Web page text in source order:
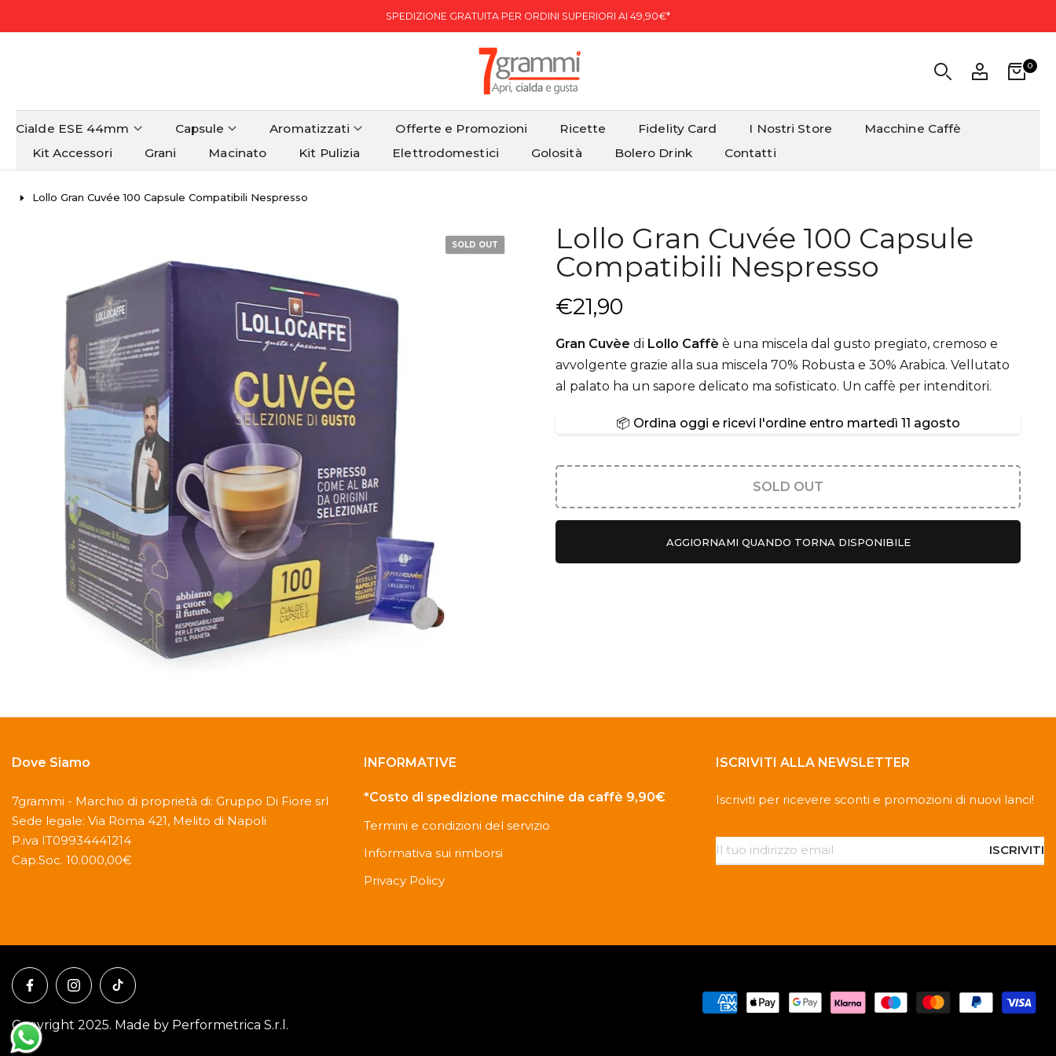
SPEDIZIONE GRATUITA PER ORDINI SUPERIORI AI 49,90€*
0
Cialde ESE 44mm Capsule Aromatizzati Offerte e Promozioni Ricette Fidelity Card I Nostri Store
Macchine Caffè
Kit Accessori
Grani Macinato Kit Pulizia Elettrodomestici Golosità Bolero Drink Contatti
Lollo Gran Cuvée 100 Capsule Compatibili Nespresso
SOLD OUT
Lollo Gran Cuvée 100 Capsule
Compatibili Nespresso
€21,90
Gran Cuvèe di Lollo Caffè è una miscela dal gusto pregiato, cremoso e
avvolgente grazie alla sua miscela 70% Robusta e 30% Arabica. Vellutato
al palato ha un sapore delicato ma sofisticato. Un caffè per intenditori.
📦 Ordina oggi e ricevi l'ordine entro martedì 11 agosto
SOLD OUT
AGGIORNAMI QUANDO TORNA DISPONIBILE
Dove Siamo
7grammi - Marchio di proprietà di: Gruppo Di Fiore srl
Sede legale: Via Roma 421, Melito di Napoli
P.iva IT09934441214
Cap.Soc. 10.000,00€
INFORMATIVE
*Costo di spedizione macchine da caffè 9,90€
Termini e condizioni del servizio
Informativa sui rimborsi
Privacy Policy
ISCRIVITI ALLA NEWSLETTER
Iscriviti per ricevere sconti e promozioni di nuovi lanci!
ISCRIVITI
Copyright 2025. Made by Performetrica S.r.l.